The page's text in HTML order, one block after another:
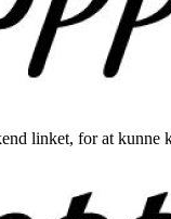
linket, for at kunne